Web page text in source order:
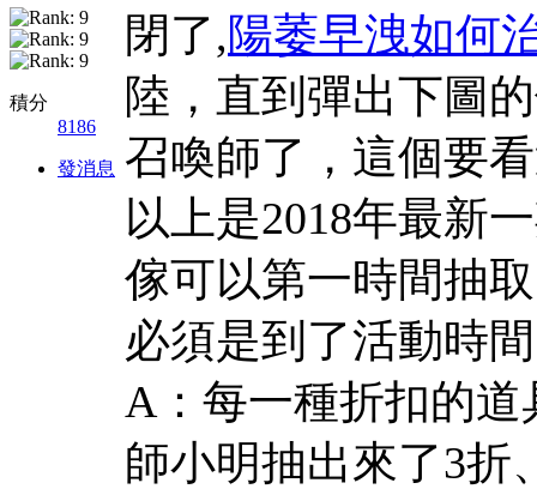
積分
8186
發消息
閉了,陽萎早洩如何
陸，直到彈出下圖
召喚師了，這個要
以上是2018年最新
傢可以第一時間抽
必須是到了活動時
A：每一種折扣的
師小明抽出來了3折